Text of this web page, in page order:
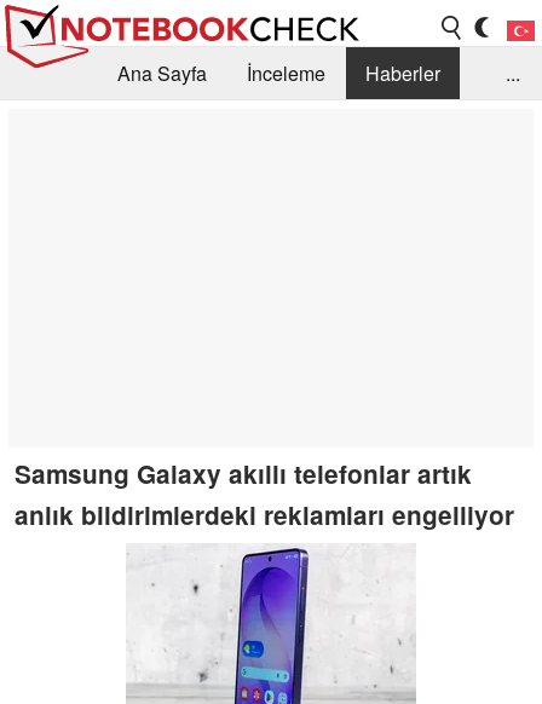
Ana Sayfa İnceleme
Haberler
...
Samsung Galaxy akıllı telefonlar artık
anlık bildirimlerdeki reklamları engelliyor